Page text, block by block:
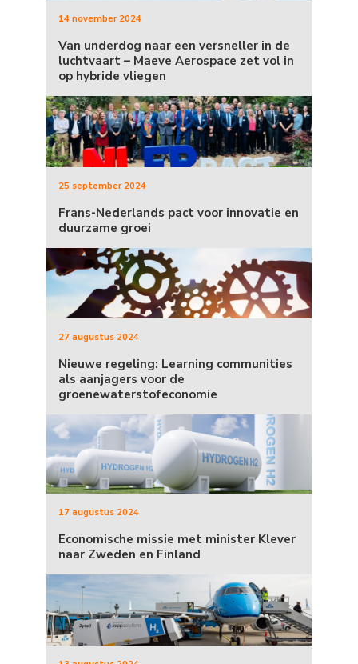
14 november 2024
Van underdog naar een versneller in de
luchtvaart – Maeve Aerospace zet vol in
op hybride vliegen
25 september 2024
Frans-Nederlands pact voor innovatie en
duurzame groei
27 augustus 2024
Nieuwe regeling: Learning communities
als aanjagers voor de
groenewaterstofeconomie
17 augustus 2024
Economische missie met minister Klever
naar Zweden en Finland